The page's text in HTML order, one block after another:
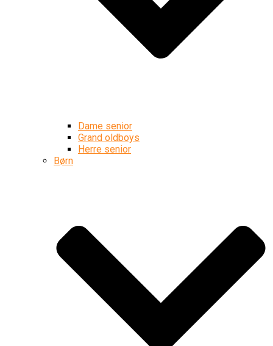
Dame senior
Grand oldboys
Herre senior
Børn